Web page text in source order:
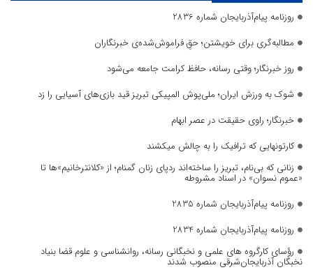
روزنامه پیام‌آذربایجان شماره 2836
مطالبه‌گری برای خویشتن؛ حقِ فراموش‌شده‌ی خبرنگاران
روز خبرنگار؛ وقتی رسانه، حافظ کرامت جامعه می‌شود
شوک به ورزش ایران؛ ملی‌پوش المپیکی تبریز قید بازی‌های آسیایی را زد
خبرنگار؛ راوی حقیقت در عصر ابهام
کارتونهایی که ترافیک را به چالش میکشند
زنانی که بی‌نام، تبریز را ساخته‌اند ردپای زنان گمنام؛ از «کلانترخانیم»ها تا
«عموم نسوان» در اسناد مشروطه
روزنامه پیام‌آذربایجان شماره 2835
روزنامه پیام‌آذربایجان شماره 2834
رؤسای کارگروه های علمی و نخبگانی رسانه، روانشناسی و علوم قضا بنیاد
نخبگان آذربایجان‌شرقی منصوب شدند